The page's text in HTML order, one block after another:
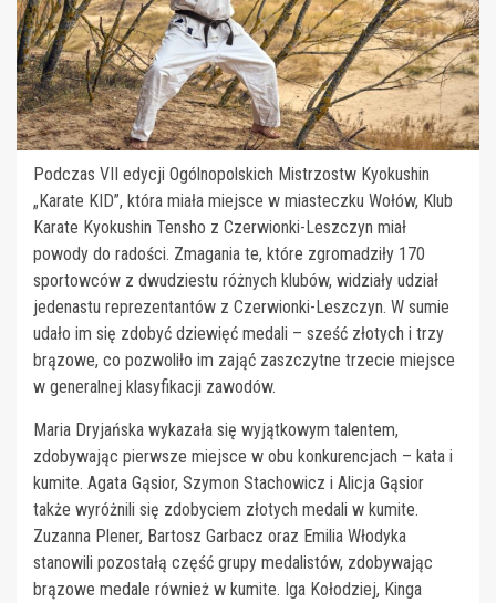
Podczas VII edycji Ogólnopolskich Mistrzostw Kyokushin
„Karate KID”, która miała miejsce w miasteczku Wołów, Klub
Karate Kyokushin Tensho z Czerwionki-Leszczyn miał
powody do radości. Zmagania te, które zgromadziły 170
sportowców z dwudziestu różnych klubów, widziały udział
jedenastu reprezentantów z Czerwionki-Leszczyn. W sumie
udało im się zdobyć dziewięć medali – sześć złotych i trzy
brązowe, co pozwoliło im zająć zaszczytne trzecie miejsce
w generalnej klasyfikacji zawodów.
Maria Dryjańska wykazała się wyjątkowym talentem,
zdobywając pierwsze miejsce w obu konkurencjach – kata i
kumite. Agata Gąsior, Szymon Stachowicz i Alicja Gąsior
także wyróżnili się zdobyciem złotych medali w kumite.
Zuzanna Plener, Bartosz Garbacz oraz Emilia Włodyka
stanowili pozostałą część grupy medalistów, zdobywając
brązowe medale również w kumite. Iga Kołodziej, Kinga